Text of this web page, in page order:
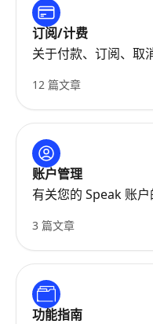
订阅/计费
关于付款、订阅、取
12 篇文章
账户管理
有关您的 Speak 账户
3 篇文章
功能指南